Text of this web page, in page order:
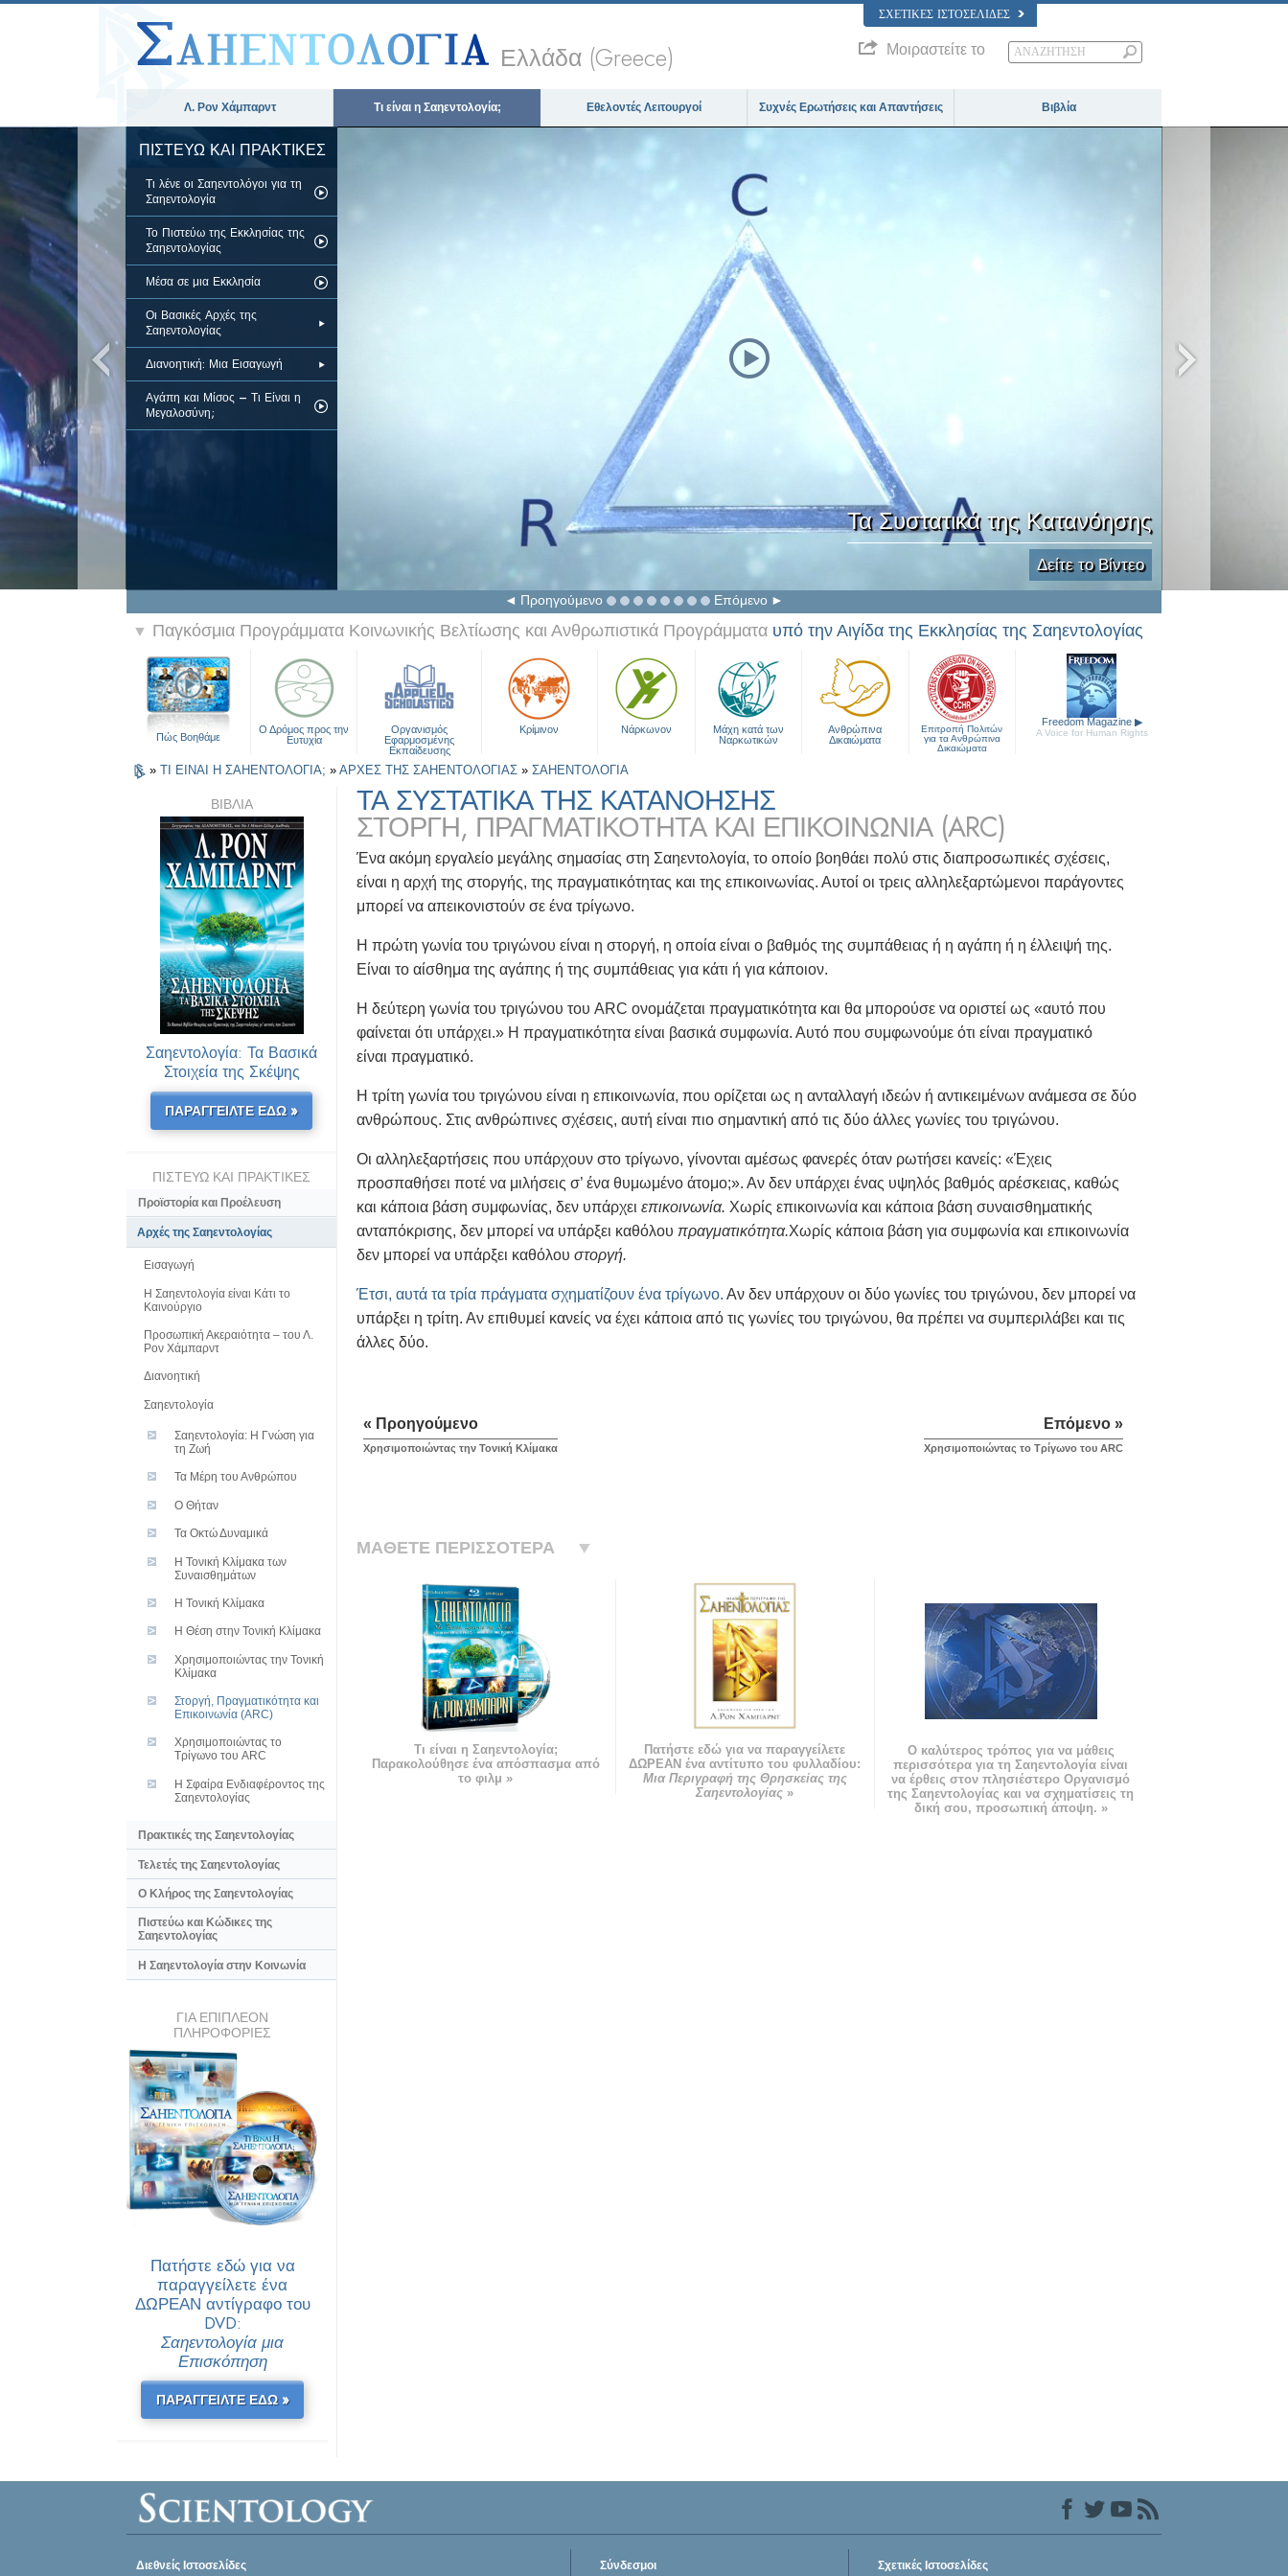
ΣΧΕΤΙΚΈΣ ΙΣΤΟΣΕΛΊΔΕΣ
Ελλάδα (Greece) Μοιραστείτε το
Λ. Ρον Χάμπαρντ Τι είναι η Σαηεντολογία; Εθελοντές Λειτουργοί Συχνές Ερωτήσεις και Απαντήσεις Βιβλία
ΠΙΣΤΕΥΩ ΚΑΙ ΠΡΑΚΤΙΚΕΣ
Τι λένε οι Σαηεντολόγοι για τη
Σαηεντολογία
Το Πιστεύω της Εκκλησίας της
Σαηεντολογίας
Μέσα σε μια Εκκλησία
Οι Βασικές Αρχές της
Σαηεντολογίας
Διανοητική: Μια Εισαγωγή
Αγάπη και Μίσος – Τι Είναι η
Μεγαλοσύνη;
Τα Συστατικά της Κατανόησης
Δείτε το Βίντεο
Προηγούμενο Επόμενο
▼ Παγκόσμια Προγράμματα Κοινωνικής Βελτίωσης και Ανθρωπιστικά Προγράμματα υπό την Αιγίδα της Εκκλησίας της Σαηεντολογίας
Πώς Βοηθάμε
Ο Δρόμος προς την
Ευτυχία
Οργανισμός
Εφαρμοσμένης
Εκπαίδευσης
Κρίμινον Νάρκωνον
Μάχη κατά των
Ναρκωτικών
Ανθρώπινα
Δικαιώματα
Επιτροπή Πολιτών
για τα Ανθρώπινα
Δικαιώματα
Freedom Magazine ▶
A Voice for Human Rights
» ΤΙ ΕΙΝΑΙ Η ΣΑΗΕΝΤΟΛΟΓΙΑ; » ΑΡΧΕΣ ΤΗΣ ΣΑΗΕΝΤΟΛΟΓΙΑΣ » ΣΑΗΕΝΤΟΛΟΓΙΑ
ΤΑ ΣΥΣΤΑΤΙΚΑ ΤΗΣ ΚΑΤΑΝΟΗΣΗΣ
ΣΤΟΡΓΗ, ΠΡΑΓΜΑΤΙΚΟΤΗΤΑ ΚΑΙ ΕΠΙΚΟΙΝΩΝΙΑ (ARC)
Ένα ακόμη εργαλείο μεγάλης σημασίας στη Σαηεντολογία, το οποίο βοηθάει πολύ στις διαπροσωπικές σχέσεις,
είναι η αρχή της στοργής, της πραγματικότητας και της επικοινωνίας. Αυτοί οι τρεις αλληλεξαρτώμενοι παράγοντες
μπορεί να απεικονιστούν σε ένα τρίγωνο.
Η πρώτη γωνία του τριγώνου είναι η στοργή, η οποία είναι ο βαθμός της συμπάθειας ή η αγάπη ή η έλλειψή της.
Είναι το αίσθημα της αγάπης ή της συμπάθειας για κάτι ή για κάποιον.
Η δεύτερη γωνία του τριγώνου του ARC ονομάζεται πραγματικότητα και θα μπορούσε να οριστεί ως «αυτό που
φαίνεται ότι υπάρχει.» Η πραγματικότητα είναι βασικά συμφωνία. Αυτό που συμφωνούμε ότι είναι πραγματικό
είναι πραγματικό.
Η τρίτη γωνία του τριγώνου είναι η επικοινωνία, που ορίζεται ως η ανταλλαγή ιδεών ή αντικειμένων ανάμεσα σε δύο
ανθρώπους. Στις ανθρώπινες σχέσεις, αυτή είναι πιο σημαντική από τις δύο άλλες γωνίες του τριγώνου.
Οι αλληλεξαρτήσεις που υπάρχουν στο τρίγωνο, γίνονται αμέσως φανερές όταν ρωτήσει κανείς: «Έχεις
προσπαθήσει ποτέ να μιλήσεις σ’ ένα θυμωμένο άτομο;». Αν δεν υπάρχει ένας υψηλός βαθμός αρέσκειας, καθώς
και κάποια βάση συμφωνίας, δεν υπάρχει επικοινωνία. Χωρίς επικοινωνία και κάποια βάση συναισθηματικής
ανταπόκρισης, δεν μπορεί να υπάρξει καθόλου πραγματικότητα.Χωρίς κάποια βάση για συμφωνία και επικοινωνία
δεν μπορεί να υπάρξει καθόλου στοργή.
Έτσι, αυτά τα τρία πράγματα σχηματίζουν ένα τρίγωνο. Αν δεν υπάρχουν οι δύο γωνίες του τριγώνου, δεν μπορεί να
υπάρξει η τρίτη. Αν επιθυμεί κανείς να έχει κάποια από τις γωνίες του τριγώνου, θα πρέπει να συμπεριλάβει και τις
άλλες δύο.
« Προηγούμενο
Χρησιμοποιώντας την Τονική Κλίμακα
Επόμενο »
Χρησιμοποιώντας το Τρίγωνο του ARC
ΜΑΘΕΤΕ ΠΕΡΙΣΣΟΤΕΡΑ
Τι είναι η Σαηεντολογία;
Παρακολούθησε ένα απόσπασμα από
το φιλμ »
Πατήστε εδώ για να παραγγείλετε
ΔΩΡΕΑΝ ένα αντίτυπο του φυλλαδίου:
Μια Περιγραφή της Θρησκείας της
Σαηεντολογίας »
Ο καλύτερος τρόπος για να μάθεις
περισσότερα για τη Σαηεντολογία είναι
να έρθεις στον πλησιέστερο Οργανισμό
της Σαηεντολογίας και να σχηματίσεις τη
δική σου, προσωπική άποψη. »
ΒΙΒΛΙΑ
Σαηεντολογία: Τα Βασικά
Στοιχεία της Σκέψης
ΠΑΡΑΓΓΕΙΛΤΕ ΕΔΩ »
ΠΙΣΤΕΥΩ ΚΑΙ ΠΡΑΚΤΙΚΕΣ
Προϊστορία και Προέλευση
Αρχές της Σαηεντολογίας
Εισαγωγή
Η Σαηεντολογία είναι Κάτι το
Καινούργιο
Προσωπική Ακεραιότητα – του Λ.
Ρον Χάµπαρντ
Διανοητική
Σαηεντολογία
Σαηεντολογία: Η Γνώση για
τη Ζωή
Τα Μέρη του Ανθρώπου
O Θήταν
Τα Οκτώ Δυναμικά
Η Τονική Κλίμακα των
Συναισθημάτων
Η Τονική Κλίµακα
Η Θέση στην Τονική Κλίμακα
Χρησιμοποιώντας την Τονική
Κλίμακα
Στοργή, Πραγµατικότητα και
Επικοινωνία (ARC)
Χρησιμοποιώντας το
Τρίγωνο του ARC
Η Σφαίρα Ενδιαφέροντος της
Σαηεντολογίας
Πρακτικές της Σαηεντολογίας
Τελετές της Σαηεντολογίας
Ο Κλήρος της Σαηεντολογίας
Πιστεύω και Κώδικες της
Σαηεντολογίας
Η Σαηεντολογία στην Κοινωνία
ΓΙΑ ΕΠΙΠΛΕΟΝ
ΠΛΗΡΟΦΟΡΙΕΣ
Πατήστε εδώ για να
παραγγείλετε ένα
ΔΩΡΕΑΝ αντίγραφο του
DVD:
Σαηεντολογία μια
Επισκόπηση
ΠΑΡΑΓΓΕΙΛΤΕ ΕΔΩ »
Διεθνείς Ιστοσελίδες Σύνδεσμοι Σχετικές Ιστοσελίδες